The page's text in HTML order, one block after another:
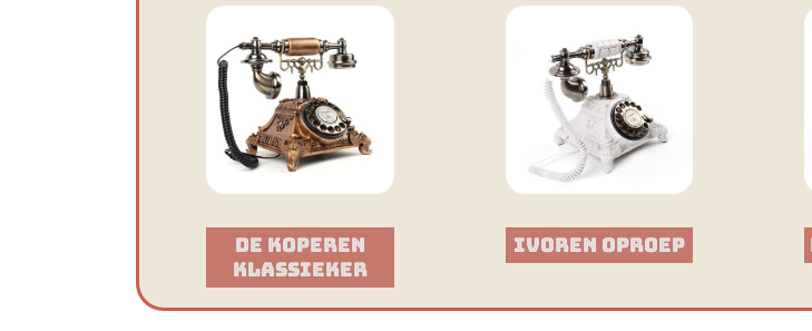
De Koperen
Klassieker​
Ivoren Oproep